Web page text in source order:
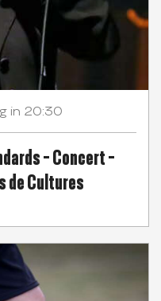
in 20:30
- Concert -
de Cultures